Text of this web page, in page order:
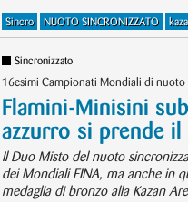
Sincro NUOTO SINCRONIZZATO
Sincronizzato
16esimi Campionati Mondiali di nuoto
Flamini-Minisini
azzurro si prende
Il Duo Misto del nuoto
dei Mondiali FINA, ma anche in
medaglia di bronzo alla Kazan